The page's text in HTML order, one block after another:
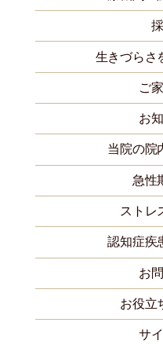
生きづらさ
ご
お
当院の院
急性
ストレ
認知症疾
お
お役立
サ